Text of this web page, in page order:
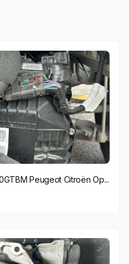
Peugeot Citroën Op...